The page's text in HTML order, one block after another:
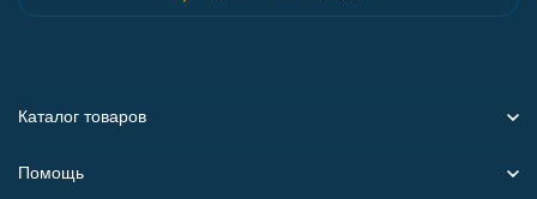
Каталог товаров
Помощь